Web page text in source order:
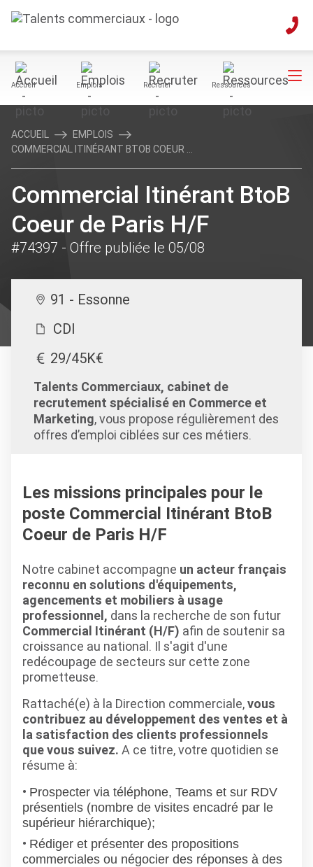
Accueil Emplois Recruter Ressources
ACCUEIL
EMPLOIS
COMMERCIAL ITINÉRANT BTOB COEUR ...
Commercial Itinérant BtoB
Coeur de Paris H/F
#74397 - Offre publiée le 05/08
91 - Essonne
CDI
29/45K€
Talents Commerciaux, cabinet de
recrutement spécialisé en Commerce et
Marketing, vous propose régulièrement des
offres d’emploi ciblées sur ces métiers.
Les missions principales pour le
poste Commercial Itinérant BtoB
Coeur de Paris H/F
Notre cabinet accompagne un acteur français
reconnu en solutions d'équipements,
agencements et mobiliers à usage
professionnel, dans la recherche de son futur
Commercial Itinérant (H/F) afin de soutenir sa
croissance au national. Il s'agit d'une
redécoupage de secteurs sur cette zone
prometteuse.
Rattaché(e) à la Direction commerciale,vous
contribuez au développement des ventes et à
la satisfaction des clients professionnels
que vous suivez. A ce titre, votre quotidien se
résume à:
Prospecter via téléphone, Teams et sur RDV
présentiels (nombre de visites encadré par le
supérieur hiérarchique);
Rédiger et présenter des propositions
commerciales ou négocier des réponses à des